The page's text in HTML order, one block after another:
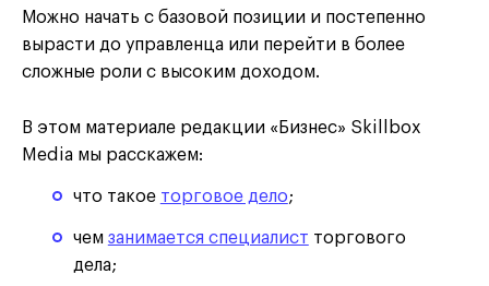
Можно начать с базовой позиции и постепенно
вырасти до управленца или перейти в более
сложные роли с высоким доходом.
В этом материале редакции «Бизнес» Skillbox
Media мы расскажем:
что такое торговое дело;
чем занимается специалист торгового
дела;